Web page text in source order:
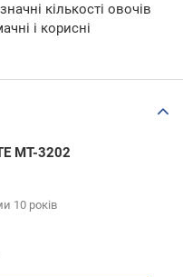
кількості овочів
і корисні
МТ-3202
10 років